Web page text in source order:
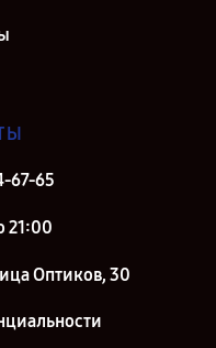
67-65
21:00
Оптиков, 30